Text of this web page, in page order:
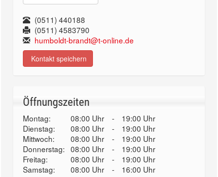
(0511) 440188
(0511) 4583790
humboldt-brandt@t-online.de
Kontakt speichern
Öffnungszeiten
Montag: 08:00 Uhr -
19:00 Uhr
Dienstag:
08:00 Uhr -
19:00 Uhr
Mittwoch:
08:00 Uhr -
19:00 Uhr
Donnerstag: 08:00 Uhr -
19:00 Uhr
Freitag:
08:00 Uhr -
19:00 Uhr
Samstag:
08:00 Uhr - 16:00 Uhr